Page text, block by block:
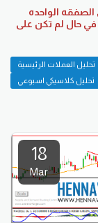
لاتخاطر باكثر من 0.5-1% في الصفقه الواحده
في حال لم تكن على
تحليل العملات الرئيسية
تحليل كلاسيكي اسبوعي
18
Mar